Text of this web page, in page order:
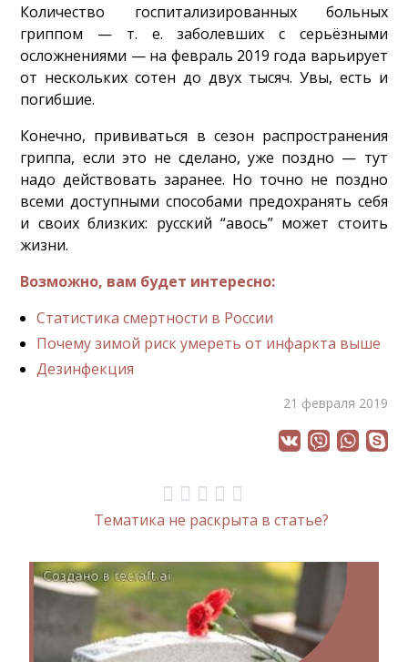
Количество госпитализированных больных
гриппом — т. е. заболевших с серьёзными
осложнениями — на февраль 2019 года варьирует
от нескольких сотен до двух тысяч. Увы, есть и
погибшие.
Конечно, прививаться в сезон распространения
гриппа, если это не сделано, уже поздно — тут
надо действовать заранее. Но точно не поздно
всеми доступными способами предохранять себя
и своих близких: русский “авось” может стоить
жизни.
Возможно, вам будет интересно:
Статистика смертности в России
Почему зимой риск умереть от инфаркта выше
Дезинфекция
21 февраля 2019
Тематика не раскрыта в статье?